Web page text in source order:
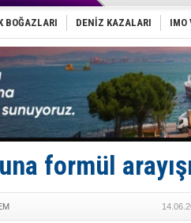
Tersane
İngiliz
FESCO,
DESE,
35 milyon
İnsansız
Yüzyıl
Anadolu
Derince,
İTU AUV,
BOĞAZLARI DENİZ KAZALARI IMO
formül